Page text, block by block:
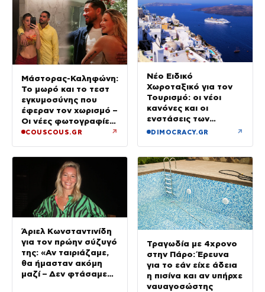
Μάστορας-Καληφώνη:
Το μωρό και το τεστ
εγκυμοσύνης που
έφεραν τον χωρισμό –
Οι νέες φωτογραφίες
από την Πάρο χωρίς
COUSCOUS.GR ↗
Νέο Ειδικό
Χωροταξικό για τον
Τουρισμό: οι νέοι
κανόνες και οι
ενστάσεις των
ξενοδόχων
DIMOCRACY.GR ↗
Άριελ Κωνσταντινίδη
για τον πρώην σύζυγό
της: «Αν ταιριάζαμε,
θα ήμασταν ακόμη
μαζί – Δεν φτάσαμε
Τραγωδία με 4χρονο
στην Πάρο: Έρευνα
για το εάν είχε άδεια
η πισίνα και αν υπήρχε
ναυαγοσώστης